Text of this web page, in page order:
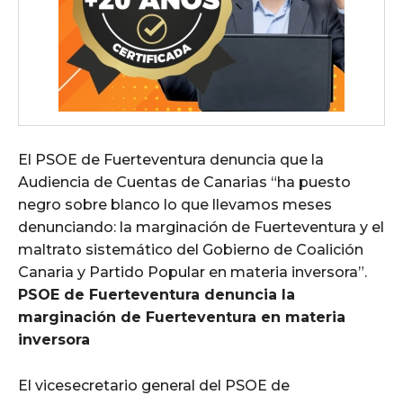
El PSOE de Fuerteventura denuncia que la
Audiencia de Cuentas de Canarias “ha puesto
negro sobre blanco lo que llevamos meses
denunciando: la marginación de Fuerteventura y el
maltrato sistemático del Gobierno de Coalición
Canaria y Partido Popular en materia inversora”.
PSOE de Fuerteventura denuncia la
marginación de Fuerteventura en materia
inversora
El vicesecretario general del PSOE de